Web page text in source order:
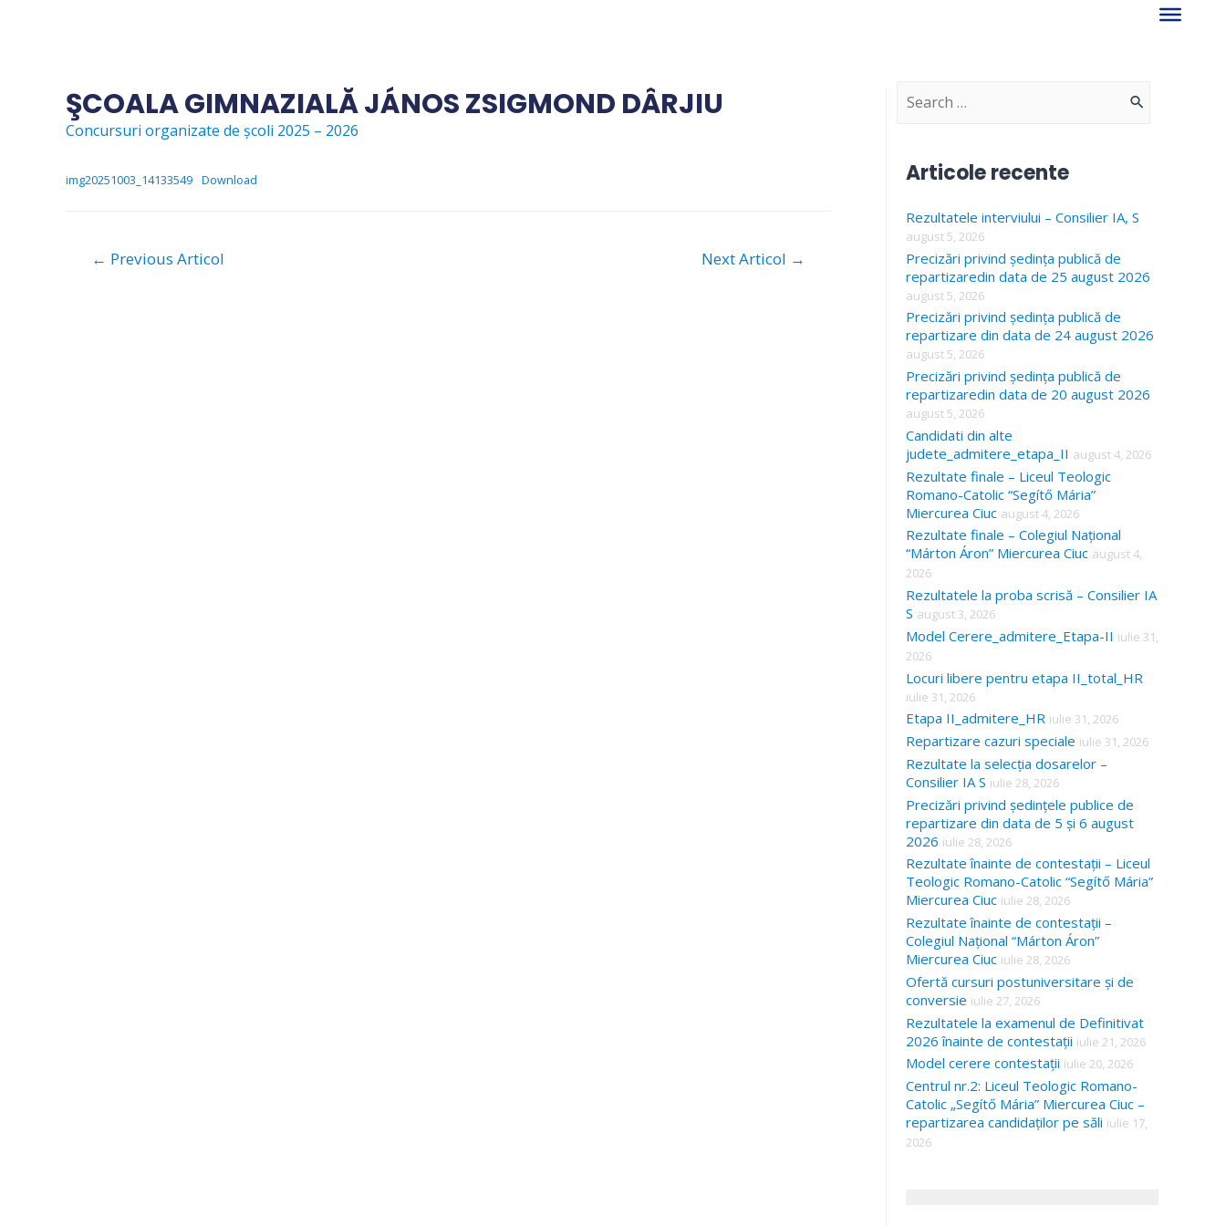
ŞCOALA GIMNAZIALĂ JÁNOS ZSIGMOND DÂRJIU
Concursuri organizate de școli 2025 – 2026
img20251003_14133549 Download
Navigare
← Previous Articol Next Articol →
S
c
h
f
o
r
:
Articole recente
Rezultatele interviului – Consilier IA, S
august 5, 2026
Precizări privind ședința publică de
repartizaredin data de 25 august 2026
august 5, 2026
Precizări privind ședința publică de
repartizare din data de 24 august 2026
august 5, 2026
Precizări privind ședința publică de
repartizaredin data de 20 august 2026
august 5, 2026
Candidati din alte
judete_admitere_etapa_II august 4, 2026
Rezultate finale – Liceul Teologic
Romano-Catolic “Segítő Mária”
Miercurea Ciuc august 4, 2026
Rezultate finale – Colegiul Național
“Márton Áron” Miercurea Ciuc august 4,
2026
Rezultatele la proba scrisă – Consilier IA
S august 3, 2026
Model Cerere_admitere_Etapa-II iulie 31,
2026
Locuri libere pentru etapa II_total_HR
iulie 31, 2026
Etapa II_admitere_HR iulie 31, 2026
Repartizare cazuri speciale iulie 31, 2026
Rezultate la selecția dosarelor –
Consilier IA S iulie 28, 2026
Precizări privind ședințele publice de
repartizare din data de 5 și 6 august
2026 iulie 28, 2026
Rezultate înainte de contestații – Liceul
Teologic Romano-Catolic “Segítő Mária”
Miercurea Ciuc iulie 28, 2026
Rezultate înainte de contestații –
Colegiul Național “Márton Áron”
Miercurea Ciuc iulie 28, 2026
Ofertă cursuri postuniversitare și de
conversie iulie 27, 2026
Rezultatele la examenul de Definitivat
2026 înainte de contestații iulie 21, 2026
Model cerere contestații iulie 20, 2026
Centrul nr.2: Liceul Teologic Romano-
Catolic „Segítő Mária” Miercurea Ciuc –
repartizarea candidaților pe săli iulie 17,
2026